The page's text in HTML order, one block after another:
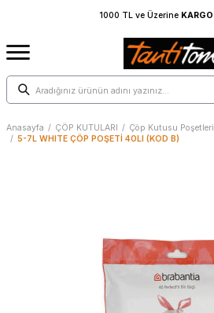
Anasayfa / ÇÖP KUTULARI / Çöp Kutusu Poşetleri
/ 5-7L WHITE ÇÖP POŞETİ 40LI (KOD B)